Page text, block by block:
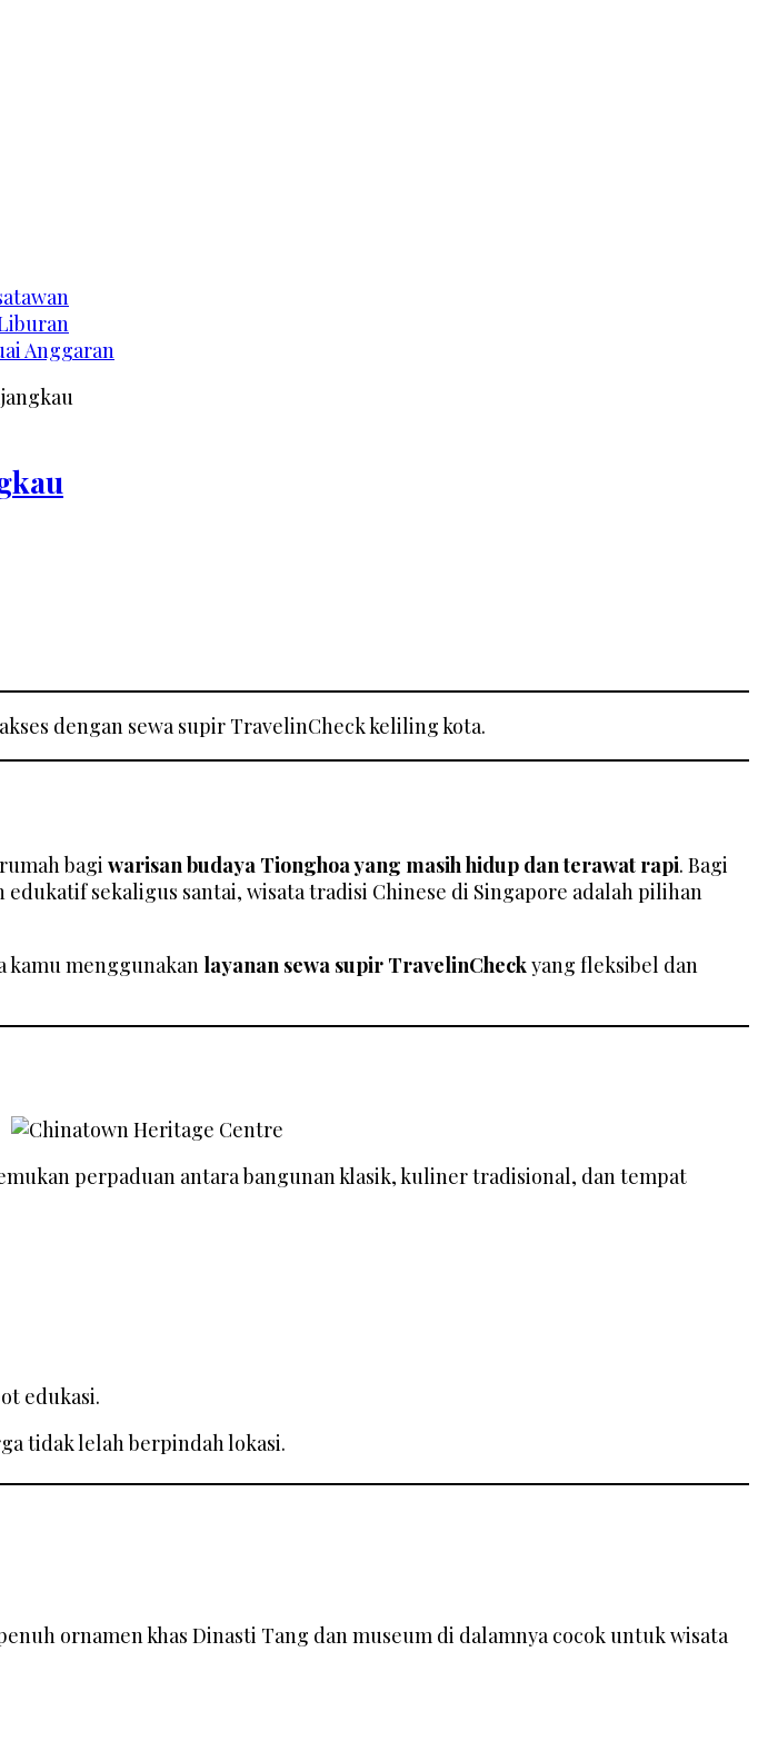
Anggaran
dengan sewa supir TravelinCheck keliling kota.
bagi warisan budaya Tionghoa yang masih hidup dan terawat rapi. Bagi
sekaligus santai, wisata tradisi Chinese di Singapore adalah pilihan
kamu menggunakan layanan sewa supir TravelinCheckyang fleksibel dan
perpaduan antara bangunan klasik, kuliner tradisional, dan tempat
edukasi.
tidak lelah berpindah lokasi.
ornamen khas Dinasti Tang dan museum di dalamnya cocok untuk wisata